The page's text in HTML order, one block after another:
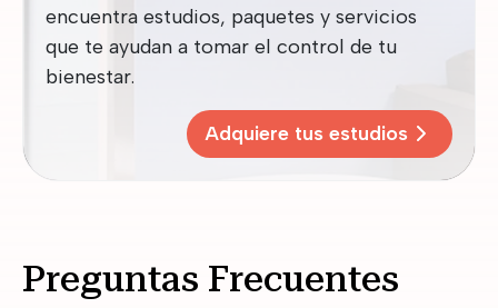
encuentra estudios, paquetes y servicios
que te ayudan a tomar el control de tu
bienestar.
Adquiere tus estudios
Preguntas Frecuentes